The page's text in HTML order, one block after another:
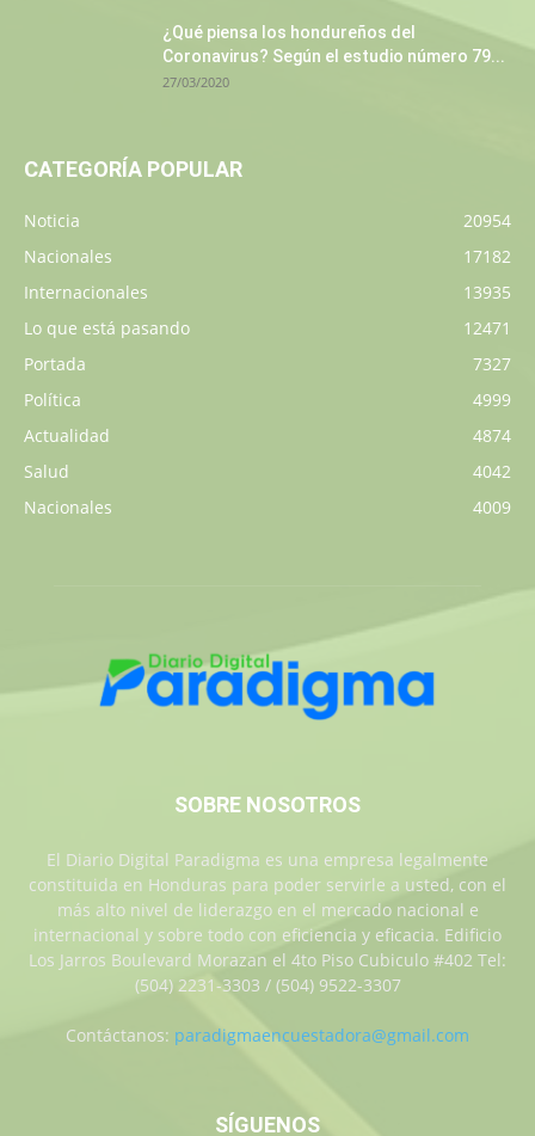
¿Qué piensa los hondureños del
Coronavirus? Según el estudio número 79...
27/03/2020
CATEGORÍA POPULAR
Noticia
20954
Nacionales
17182
Internacionales
13935
Lo que está pasando
12471
Portada
7327
Política
4999
Actualidad
4874
Salud
4042
Nacionales
4009
SOBRE NOSOTROS
El Diario Digital Paradigma es una empresa legalmente
constituida en Honduras para poder servirle a usted, con el
más alto nivel de liderazgo en el mercado nacional e
internacional y sobre todo con eficiencia y eficacia. Edificio
Los Jarros Boulevard Morazan el 4to Piso Cubiculo #402 Tel:
(504) 2231-3303 / (504) 9522-3307
Contáctanos: paradigmaencuestadora@gmail.com
SÍGUENOS